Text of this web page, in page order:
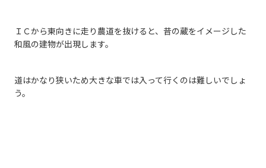
ＩＣから東向きに走り農道を抜けると、昔の蔵をイメージした
和風の建物が出現します。
道はかなり狭いため大きな車では入って行くのは難しいでしょ
う。